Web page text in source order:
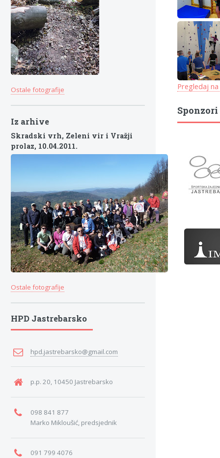
Pregledaj
Sponzori
Ostale fotografije
Iz arhive
Skradski vrh, Zeleni vir i Vražji
prolaz, 10.04.2011.
Ostale fotografije
HPD Jastrebarsko
hpd.jastrebarsko@gmail.com
p.p. 20, 10450 Jastrebarsko
098 841 877
Marko Mikloušić, predsjednik
091 799 4076